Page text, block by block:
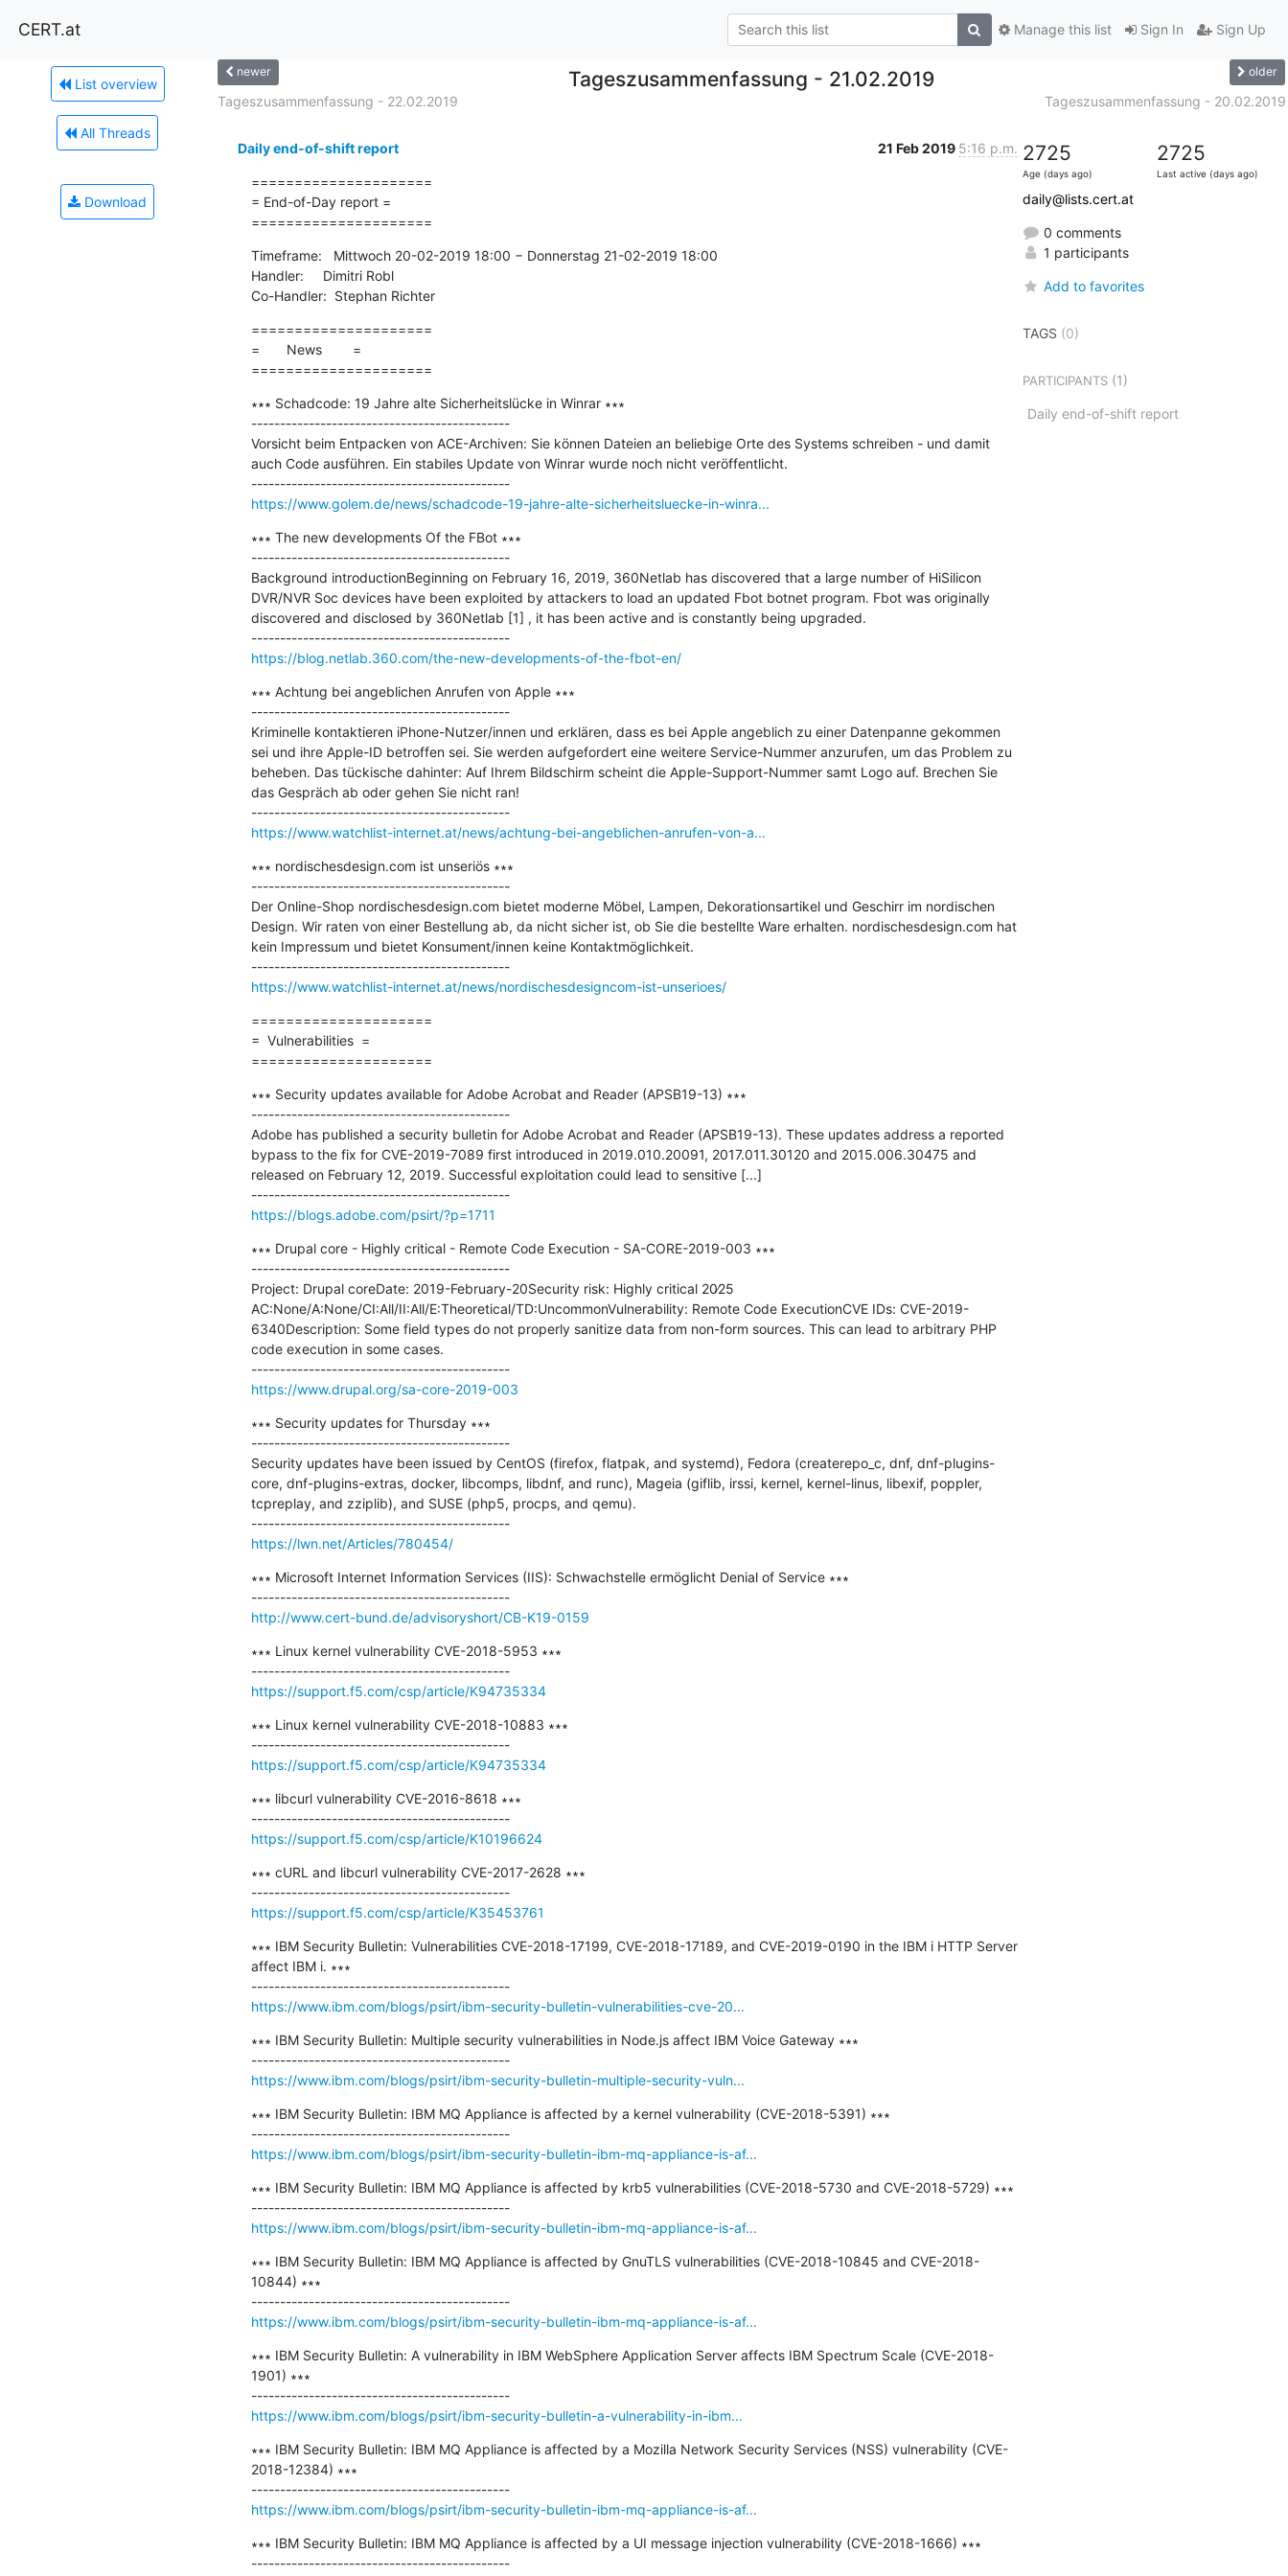
CERT.at Sign In Sign Up
Manage this list
List overview
All Threads
Download
newer Tageszusammenfassung - 21.02.2019 older
Tageszusammenfassung - 22.02.2019 Tageszusammenfassung - 20.02.2019
Daily end-of-shift report 21 Feb 2019 5:16 p.m.
=====================
= End-of-Day report =
=====================
Timeframe:   Mittwoch 20-02-2019 18:00 − Donnerstag 21-02-2019 18:00
Handler:     Dimitri Robl
Co-Handler:  Stephan Richter
=====================
=       News        =
=====================
∗∗∗ Schadcode: 19 Jahre alte Sicherheitslücke in Winrar ∗∗∗
---------------------------------------------
Vorsicht beim Entpacken von ACE-Archiven: Sie können Dateien an beliebige Orte des Systems schreiben - und damit
auch Code ausführen. Ein stabiles Update von Winrar wurde noch nicht veröffentlicht.
---------------------------------------------
https://www.golem.de/news/schadcode-19-jahre-alte-sicherheitsluecke-in-winra...
∗∗∗ The new developments Of the FBot ∗∗∗
---------------------------------------------
Background introductionBeginning on February 16, 2019, 360Netlab has discovered that a large number of HiSilicon
DVR/NVR Soc devices have been exploited by attackers to load an updated Fbot botnet program. Fbot was originally
discovered and disclosed by 360Netlab [1] , it has been active and is constantly being upgraded.
---------------------------------------------
https://blog.netlab.360.com/the-new-developments-of-the-fbot-en/
∗∗∗ Achtung bei angeblichen Anrufen von Apple ∗∗∗
---------------------------------------------
Kriminelle kontaktieren iPhone-Nutzer/innen und erklären, dass es bei Apple angeblich zu einer Datenpanne gekommen
sei und ihre Apple-ID betroffen sei. Sie werden aufgefordert eine weitere Service-Nummer anzurufen, um das Problem zu
beheben. Das tückische dahinter: Auf Ihrem Bildschirm scheint die Apple-Support-Nummer samt Logo auf. Brechen Sie
das Gespräch ab oder gehen Sie nicht ran!
---------------------------------------------
https://www.watchlist-internet.at/news/achtung-bei-angeblichen-anrufen-von-a...
∗∗∗ nordischesdesign.com ist unseriös ∗∗∗
---------------------------------------------
Der Online-Shop nordischesdesign.com bietet moderne Möbel, Lampen, Dekorationsartikel und Geschirr im nordischen
Design. Wir raten von einer Bestellung ab, da nicht sicher ist, ob Sie die bestellte Ware erhalten. nordischesdesign.com hat
kein Impressum und bietet Konsument/innen keine Kontaktmöglichkeit.
---------------------------------------------
https://www.watchlist-internet.at/news/nordischesdesigncom-ist-unserioes/
=====================
=  Vulnerabilities  =
=====================
∗∗∗ Security updates available for Adobe Acrobat and Reader (APSB19-13) ∗∗∗
---------------------------------------------
Adobe has published a security bulletin for Adobe Acrobat and Reader (APSB19-13). These updates address a reported
bypass to the fix for CVE-2019-7089 first introduced in 2019.010.20091, 2017.011.30120 and 2015.006.30475 and
released on February 12, 2019. Successful exploitation could lead to sensitive [...]
---------------------------------------------
https://blogs.adobe.com/psirt/?p=1711
∗∗∗ Drupal core - Highly critical - Remote Code Execution - SA-CORE-2019-003 ∗∗∗
---------------------------------------------
Project: Drupal coreDate: 2019-February-20Security risk: Highly critical 20∕25
AC:None/A:None/CI:All/II:All/E:Theoretical/TD:UncommonVulnerability: Remote Code ExecutionCVE IDs: CVE-2019-
6340Description: Some field types do not properly sanitize data from non-form sources. This can lead to arbitrary PHP
code execution in some cases.
---------------------------------------------
https://www.drupal.org/sa-core-2019-003
∗∗∗ Security updates for Thursday ∗∗∗
---------------------------------------------
Security updates have been issued by CentOS (firefox, flatpak, and systemd), Fedora (createrepo_c, dnf, dnf-plugins-
core, dnf-plugins-extras, docker, libcomps, libdnf, and runc), Mageia (giflib, irssi, kernel, kernel-linus, libexif, poppler,
tcpreplay, and zziplib), and SUSE (php5, procps, and qemu).
---------------------------------------------
https://lwn.net/Articles/780454/
∗∗∗ Microsoft Internet Information Services (IIS): Schwachstelle ermöglicht Denial of Service ∗∗∗
---------------------------------------------
http://www.cert-bund.de/advisoryshort/CB-K19-0159
∗∗∗ Linux kernel vulnerability CVE-2018-5953 ∗∗∗
---------------------------------------------
https://support.f5.com/csp/article/K94735334
∗∗∗ Linux kernel vulnerability CVE-2018-10883 ∗∗∗
---------------------------------------------
https://support.f5.com/csp/article/K94735334
∗∗∗ libcurl vulnerability CVE-2016-8618 ∗∗∗
---------------------------------------------
https://support.f5.com/csp/article/K10196624
∗∗∗ cURL and libcurl vulnerability CVE-2017-2628 ∗∗∗
---------------------------------------------
https://support.f5.com/csp/article/K35453761
∗∗∗ IBM Security Bulletin: Vulnerabilities CVE-2018-17199, CVE-2018-17189, and CVE-2019-0190 in the IBM i HTTP Server
affect IBM i. ∗∗∗
---------------------------------------------
https://www.ibm.com/blogs/psirt/ibm-security-bulletin-vulnerabilities-cve-20...
∗∗∗ IBM Security Bulletin: Multiple security vulnerabilities in Node.js affect IBM Voice Gateway ∗∗∗
---------------------------------------------
https://www.ibm.com/blogs/psirt/ibm-security-bulletin-multiple-security-vuln...
∗∗∗ IBM Security Bulletin: IBM MQ Appliance is affected by a kernel vulnerability (CVE-2018-5391) ∗∗∗
---------------------------------------------
https://www.ibm.com/blogs/psirt/ibm-security-bulletin-ibm-mq-appliance-is-af...
∗∗∗ IBM Security Bulletin: IBM MQ Appliance is affected by krb5 vulnerabilities (CVE-2018-5730 and CVE-2018-5729) ∗∗∗
---------------------------------------------
https://www.ibm.com/blogs/psirt/ibm-security-bulletin-ibm-mq-appliance-is-af...
∗∗∗ IBM Security Bulletin: IBM MQ Appliance is affected by GnuTLS vulnerabilities (CVE-2018-10845 and CVE-2018-
10844) ∗∗∗
---------------------------------------------
https://www.ibm.com/blogs/psirt/ibm-security-bulletin-ibm-mq-appliance-is-af...
∗∗∗ IBM Security Bulletin: A vulnerability in IBM WebSphere Application Server affects IBM Spectrum Scale (CVE-2018-
1901) ∗∗∗
---------------------------------------------
https://www.ibm.com/blogs/psirt/ibm-security-bulletin-a-vulnerability-in-ibm...
∗∗∗ IBM Security Bulletin: IBM MQ Appliance is affected by a Mozilla Network Security Services (NSS) vulnerability (CVE-
2018-12384) ∗∗∗
---------------------------------------------
https://www.ibm.com/blogs/psirt/ibm-security-bulletin-ibm-mq-appliance-is-af...
∗∗∗ IBM Security Bulletin: IBM MQ Appliance is affected by a UI message injection vulnerability (CVE-2018-1666) ∗∗∗
---------------------------------------------
2725
Age (days ago)
2725
Last active (days ago)
daily@lists.cert.at
0 comments
1 participants
Add to favorites
TAGS (0)
PARTICIPANTS(1)
Daily end-of-shift report